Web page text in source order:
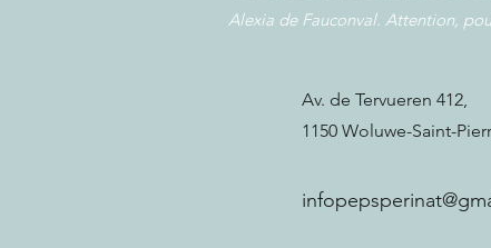
Alexia de Fauconval. Attention,
Av. de Tervueren 412,
1150 Woluwe-Saint-